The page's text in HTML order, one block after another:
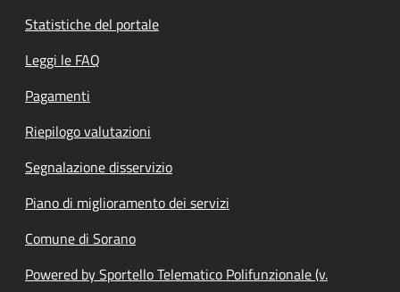
Statistiche del portale
Leggi le FAQ
Pagamenti
Riepilogo valutazioni
Segnalazione disservizio
Piano di miglioramento dei servizi
Comune di Sorano
Powered by Sportello Telematico Polifunzionale (v.